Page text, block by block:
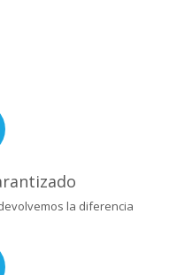
la diferencia